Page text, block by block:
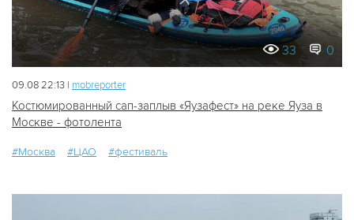
33 0
09.08 22:13 | mobreporter
Костюмированный сап-заплыв «Яузафест» на реке Яуза в
Москве - фотолента
#Москва #ЦАО #фестиваль